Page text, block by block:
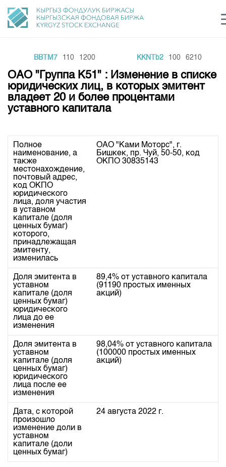
Финансовый рынок KG login Рус Кыр Eng
О нас
Акционеры
Руководство
Внутренний аудитор
Комитеты
Участники торгов
Наши партнеры
Cтратегия развития
Корпоративные документы
Контакты
Товарно-сырьевой сектор
Листинг
Центр раскрытия информации
Тарифы
Аналитика
Финансовый рынок KG
Пресс-клуб
25 лет ЗАО КФБ
Нормативная база
Биржевая деятельность
Депозитарная деятельность
Центр раскрытия информации
Статистика торгов
Итоги последних торгов
Архив торгов
Индекс и Капитализация
Котировки по ЦБ
Котировки по драг. металлам
Расписание аукционов по ГЦБ
Результаты аукционов ГЦБ
Объем ГЦБ в обращении
Результаты аукционов по депозитам
Учебный центр
Общая информация
План работы на год
BBTM7 110 1200 KKNTb2 100 6210
ОАО "Группа К51" : Изменение в списке
юридических лиц, в которых эмитент
владеет 20 и более процентами
уставного капитала
Полное
наименование, а
также
местонахождение,
почтовый адрес,
код ОКПО
юридического
лица, доля участия
в уставном
капитале (доля
ценных бумаг)
которого,
принадлежащая
эмитенту,
изменилась
ОАО "Ками Моторс", г.
Бишкек, пр. Чуй, 50-50, код
ОКПО 30835143
Доля эмитента в
уставном
капитале (доля
ценных бумаг)
юридического
лица до ее
изменения
89,4% от уставного капитала
(91190 простых именных
акций)
Доля эмитента в
уставном
капитале (доля
ценных бумаг)
юридического
лица после ее
изменения
98,04% от уставного капитала
(100000 простых именных
акций)
Дата, с которой
произошло
изменение доли в
уставном
капитале (доли
ценных бумаг)
24 августа 2022 г.